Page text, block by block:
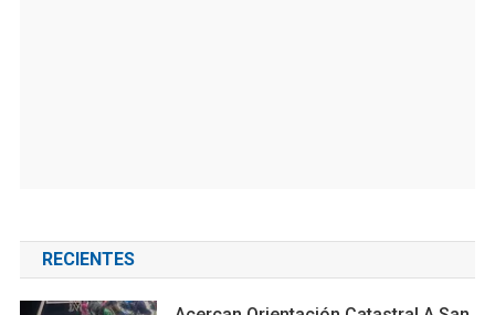
RECIENTES